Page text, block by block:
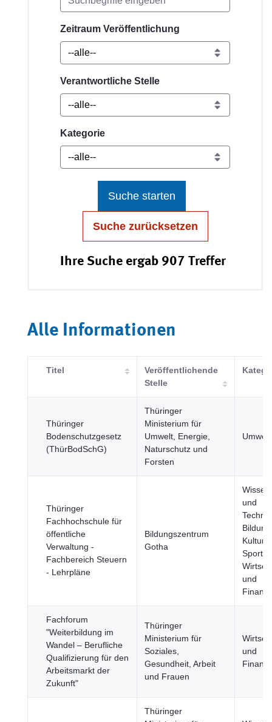
Zeitraum Veröffentlichung
Verantwortliche Stelle
Kategorie
Suche starten
Suche zurücksetzen
Ihre Suche ergab 907 Treffer
Alle Informationen
Titel
Veröffentlichende
Stelle
Thüringer
Bodenschutzgesetz
(ThürBodSchG)
Thüringer
Ministerium für
Umwelt, Energie,
Naturschutz und
Forsten
Umwelt
Thüringer
Fachhochschule für
öffentliche
Verwaltung -
Fachbereich Steuern
- Lehrpläne
Bildungszentrum
Gotha
und
Kultur
Sport,
und
Fachforum
"Weiterbildung im
Wandel – Berufliche
Qualifizierung für den
Arbeitsmarkt der
Zukunft"
Thüringer
Ministerium für
Soziales,
Gesundheit, Arbeit
und Frauen
und
Thüringer